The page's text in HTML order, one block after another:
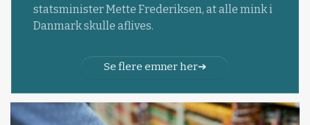
statsminister Mette Frederiksen, at alle mink i
Danmark skulle aflives.
Se flere emner her